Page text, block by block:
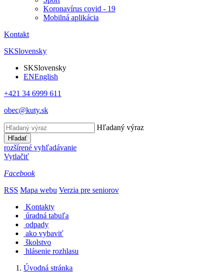
Koronavírus covid - 19
Mobilná aplikácia
Kontakt
SKSlovensky
SKSlovensky
ENEnglish
+421 34 6999 611
obec@kuty.sk
Hľadaný výraz
Hľadať
rozšírené vyhľadávanie
Vytlačiť
Facebook
RSS Mapa webu Verzia pre seniorov
Kontakty
úradná tabuľa
odpady
ako vybaviť
školstvo
hlásenie rozhlasu
Úvodná stránka